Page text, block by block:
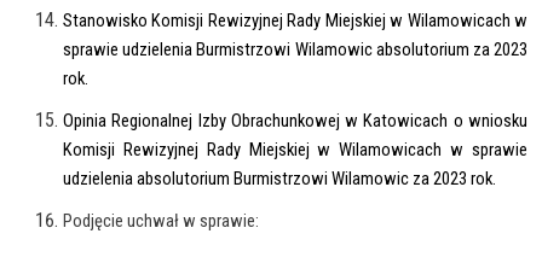
Stanowisko Komisji Rewizyjnej Rady Miejskiej w Wilamowicach w
sprawie udzielenia Burmistrzowi Wilamowic absolutorium za 2023
rok.
Opinia Regionalnej Izby Obrachunkowej w Katowicach o wniosku
Komisji Rewizyjnej Rady Miejskiej w Wilamowicach w sprawie
udzielenia absolutorium Burmistrzowi Wilamowic za 2023 rok.
Podjęcie uchwał w sprawie: